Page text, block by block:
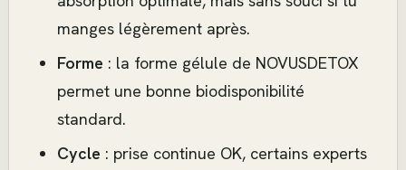
manges légèrement après.
Forme : la forme gélule de NOVUSDETOX
permet une bonne biodisponibilité
standard.
Cycle : prise continue OK, certains experts